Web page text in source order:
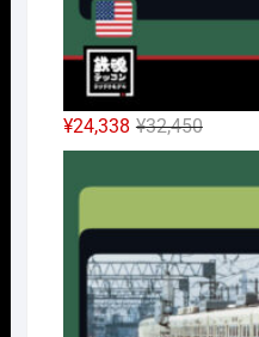
¥32,450元
の
価
で
し
¥24,338
現
在
の
は
で